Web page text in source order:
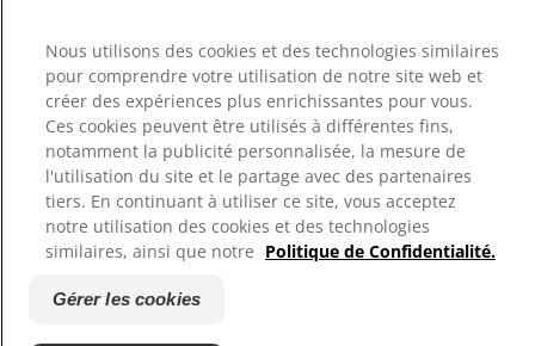
Nous utilisons des cookies et des technologies similaires
pour comprendre votre utilisation de notre site web et
créer des expériences plus enrichissantes pour vous.
Ces cookies peuvent être utilisés à différentes fins,
notamment la publicité personnalisée, la mesure de
l'utilisation du site et le partage avec des partenaires
tiers. En continuant à utiliser ce site, vous acceptez
notre utilisation des cookies et des technologies
similaires, ainsi que notre Politique de Confidentialité.
Gérer les cookies